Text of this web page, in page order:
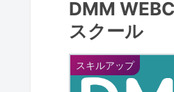
DMM
スクール
スキルアップ